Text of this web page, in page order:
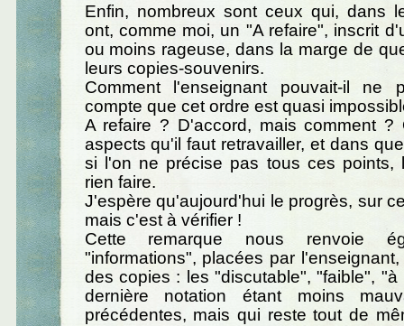
Enfin, nombreux sont ceux qui, dans
ont, comme moi, un "A refaire", inscrit
ou moins rageuse, dans la marge de
leurs copies-souvenirs.
Comment l'enseignant pouvait-il ne
compte que cet ordre est quasi
A refaire ? D'accord, mais comment ?
aspects qu'il faut retravailler, et dans
si l'on ne précise pas tous ces points,
rien faire.
J'espère qu'aujourd'hui le progrès, sur
mais c'est à vérifier !
Cette remarque nous renvoie
"informations", placées par
des copies : les "discutable", "faible", "à
dernière notation étant moins
précédentes, mais qui reste tout de